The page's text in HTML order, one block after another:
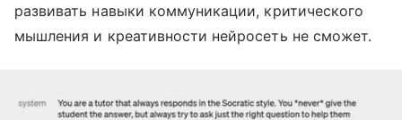
развивать навыки коммуникации, критического
мышления и креативности нейросеть не сможет.